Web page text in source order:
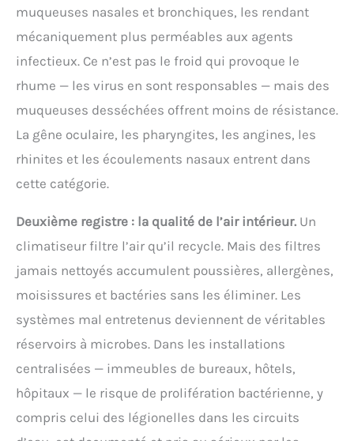
muqueuses nasales et bronchiques, les rendant
mécaniquement plus perméables aux agents
infectieux. Ce n’est pas le froid qui provoque le
rhume — les virus en sont responsables — mais des
muqueuses desséchées offrent moins de résistance.
La gêne oculaire, les pharyngites, les angines, les
rhinites et les écoulements nasaux entrent dans
cette catégorie.
Deuxième registre : la qualité de l’air intérieur. Un
climatiseur filtre l’air qu’il recycle. Mais des filtres
jamais nettoyés accumulent poussières, allergènes,
moisissures et bactéries sans les éliminer. Les
systèmes mal entretenus deviennent de véritables
réservoirs à microbes. Dans les installations
centralisées — immeubles de bureaux, hôtels,
hôpitaux — le risque de prolifération bactérienne, y
compris celui des légionelles dans les circuits